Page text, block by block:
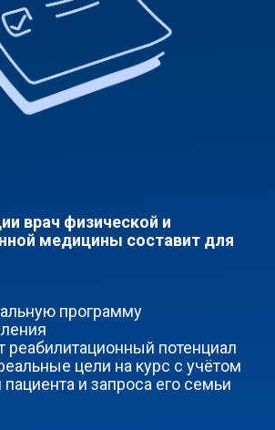
врач физической и
медицины составит для
программу
реабилитационный потенциал
цели на курс с учётом
и запроса его семьи